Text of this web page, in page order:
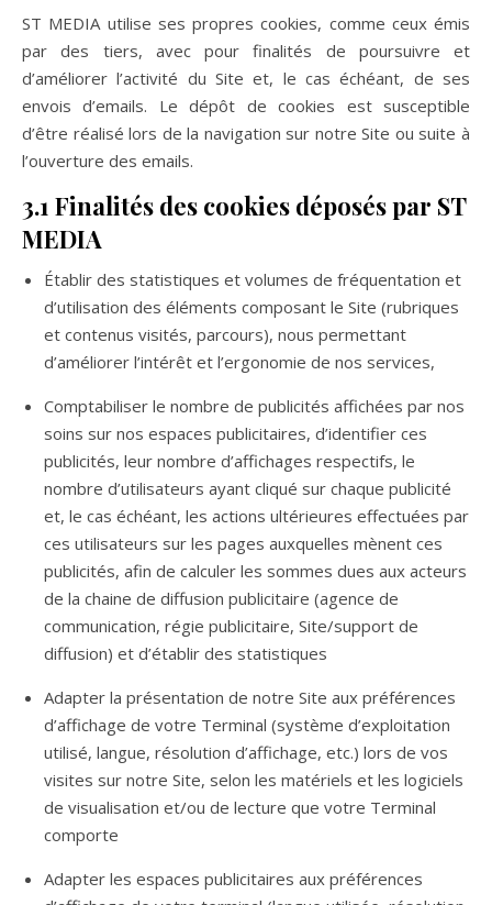
ST MEDIA utilise ses propres cookies, comme ceux émis
par des tiers, avec pour finalités de poursuivre et
d’améliorer l’activité du Site et, le cas échéant, de ses
envois d’emails. Le dépôt de cookies est susceptible
d’être réalisé lors de la navigation sur notre Site ou suite à
l’ouverture des emails.
3.1 Finalités des cookies déposés par ST
MEDIA
Établir des statistiques et volumes de fréquentation et
d’utilisation des éléments composant le Site (rubriques
et contenus visités, parcours), nous permettant
d’améliorer l’intérêt et l’ergonomie de nos services,
Comptabiliser le nombre de publicités affichées par nos
soins sur nos espaces publicitaires, d’identifier ces
publicités, leur nombre d’affichages respectifs, le
nombre d’utilisateurs ayant cliqué sur chaque publicité
et, le cas échéant, les actions ultérieures effectuées par
ces utilisateurs sur les pages auxquelles mènent ces
publicités, afin de calculer les sommes dues aux acteurs
de la chaine de diffusion publicitaire (agence de
communication, régie publicitaire, Site/support de
diffusion) et d’établir des statistiques
Adapter la présentation de notre Site aux préférences
d’affichage de votre Terminal (système d’exploitation
utilisé, langue, résolution d’affichage, etc.) lors de vos
visites sur notre Site, selon les matériels et les logiciels
de visualisation et/ou de lecture que votre Terminal
comporte
Adapter les espaces publicitaires aux préférences